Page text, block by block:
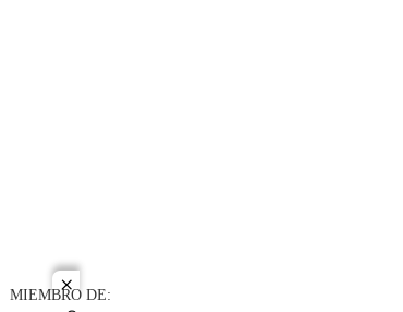
close
MIEMBRO DE: